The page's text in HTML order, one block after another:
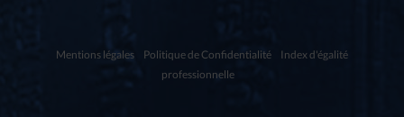
Mentions légales Politique de Confidentialité
Index d'égalité
professionnelle